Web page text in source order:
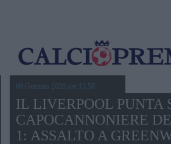
09 Gennaio 2026,ore 13.58
IL LIVERPOOL PUNTA
CAPOCANNONIERE
1: ASSALTO A